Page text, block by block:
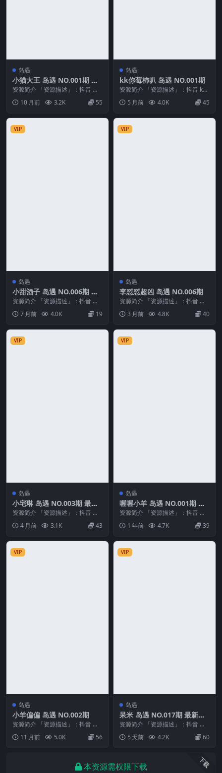
岛遇
小猫大王 岛遇 NO.001期 最
新至：2025.10.8
资源简介 「资源描述」：抖音 小
猫大王 岛遇 NO.001期 【6P3V】
最新至...
10 月前 3.2K 55
岛遇
kk你莓柿叭 岛遇 NO.001期
资源简介 「资源描述」：抖音 kk
你莓柿叭 岛遇 NO.001期 【19P10
V... 5 月前 4.0K 45
VIP
岛遇
小甜酒子 岛遇 NO.006期 最
新至：2025.12.29
资源简介 「资源描述」：抖音 小
甜酒子 岛遇 NO.006期 【39P2V】
最新...7 月前 4.0K 19
VIP
岛遇
李怼怼超凶 岛遇 NO.006期
资源简介 「资源描述」：抖音 李
怼怼超凶 岛遇 NO.006期 【35P1
V】 ...3 月前 4.8K 40
VIP
岛遇
小宅琳 岛遇 NO.003期 最新
至：2026.3.24
资源简介 「资源描述」：抖音 小
宅琳 岛遇 NO.003期 【9P10V】最
新至...4 月前 3.1K 43
VIP
岛遇
喔喔小羊 岛遇 NO.001期 最
新至：2025.6.9
资源简介 「资源描述」：抖音 喔
喔小羊 岛遇 NO.001期 【10P9V】
最新...1 年前 4.7K 39
VIP
岛遇
小羊偏偏 岛遇 NO.002期
资源简介 「资源描述」：抖音 小
羊偏偏 岛遇 NO.002期 【10P3V】
「...11 月前 5.0K 56
VIP
岛遇
呆米 岛遇 NO.017期 最新
至：2026.7.31
资源简介 「资源描述」：抖音 呆
米 岛遇 NO.017期 【4V1P】最新
至：2...
5 天前 4.2K 60
下载
本资源需权限下载